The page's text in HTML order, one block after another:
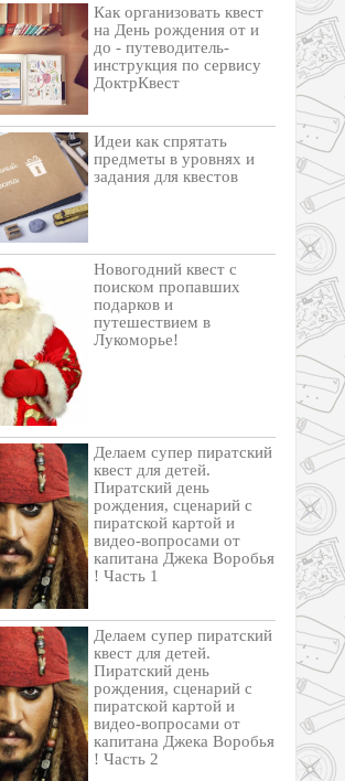
Как организовать квест
на День рождения от и
до - путеводитель-
инструкция по сервису
ДоктрКвест
Идеи как спрятать
предметы в уровнях и
задания для квестов
Новогодний квест с
поиском пропавших
подарков и
путешествием в
Лукоморье!
Делаем супер пиратский
квест для детей.
Пиратский день
рождения, сценарий с
пиратской картой и
видео-вопросами от
капитана Джека Воробья
! Часть 1
Делаем супер пиратский
квест для детей.
Пиратский день
рождения, сценарий с
пиратской картой и
видео-вопросами от
капитана Джека Воробья
! Часть 2